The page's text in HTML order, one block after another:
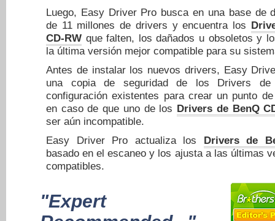
Luego, Easy Driver Pro busca en una base de
de 11 millones de drivers y encuentra los
CD-RW que falten, los dañados u obsoletos y
la última versión mejor compatible para su
Antes de instalar los nuevos drivers, Easy
una copia de seguridad de los Drivers de
configuración existentes para crear un punto
en caso de que uno de los Drivers de BenQ
ser aún incompatible.
Easy Driver Pro actualiza los Drivers de
basado en el escaneo y los ajusta a las últimas
compatibles.
"Expert